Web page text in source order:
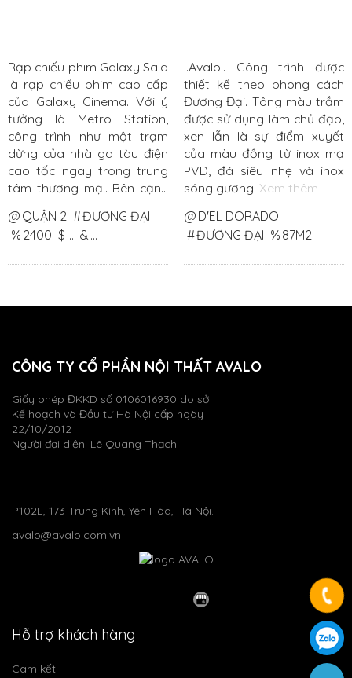
Rạp chiếu phim Galaxy Sala
là rạp chiếu phim cao cấp
của Galaxy Cinema. Với ý
tưởng là Metro Station,
công trình như một trạm
dừng của nhà ga tàu điện
cao tốc ngay trong trung
tâm thương mại. Bên cạnh
những công năng mới lần
đầu có trong một rạp chiếu
cao cấp phong cách sống
@ QUẬN 2 #ĐƯƠNG ĐẠI
% 2400 $ ... & ...
..Avalo.. Công trình được
thiết kế theo phong cách
Đương Đại. Tông màu trầm
được sử dụng làm chủ đạo,
xen lẫn là sự điểm xuyết
của màu đồng từ inox mạ
PVD, đá siêu nhẹ và inox
sóng gương. Xem thêm
@ D'EL DORADO
#ĐƯƠNG ĐẠI % 87M2
CÔNG TY CỔ PHẦN NỘI THẤT AVALO
Giấy phép ĐKKD số 0106016930 do sở
Kế hoạch và Đầu tư Hà Nội cấp ngày
22/10/2012
Người đại diện: Lê Quang Thạch
P102E, 173 Trung Kính, Yên Hòa, Hà Nội.
avalo@avalo.com.vn
Hỗ trợ khách hàng
Cam kết